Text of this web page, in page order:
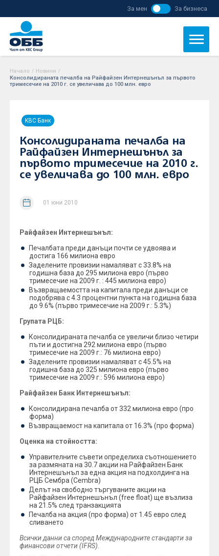
За мен За бизнеса
Начало / Новини /
Консолидираната печалба на Райфайзен Интернешънъл за първото
тримесечие на 2010 г. се увеличава до 100 млн. евро
KBC Банк
Консолидираната печалба на
Райфайзен Интернешънъл за
първото тримесечие на 2010 г.
се увеличава до 100 млн. евро
01 юни 2010
Райфайзен Интернешънъл:
Печалбата преди данъци почти се удвоява и
достига 166 милиона евро
Заделените провизии намаляват с 33.8% на
годишна база до 295 милиона евро (първо
тримесечие на 2009 г. : 445 милиона евро)
Възвращаемостта на капитала преди данъци се
подобрява с 4.3 процентни пункта на годишна база
до 9.6% (първо тримесечие на 2009 г.: 5.3%)
Групата РЦБ:
Консолидираната печалба се увеличи близо четири
пъти и достигна 292 милиона евро (първо
тримесечие на 2009 г.: 76 милиона евро)
Заделените провизии намаляват с 45.5% на
годишна база до 325 милиона евро (първо
тримесечие на 2009 г.: 596 милиона евро)
Райфайзен Банк Интернешънъл:
Консолидирана печалба от 332 милиона евро (про
форма)
Възвращаемост на капитала от 16.3% (про форма)
Оценка на стойността:
Управителните съвети определиха съотношението
за размяната на 30.7 акции на Райфайзен Банк
Интернешънъл за една акция на подхолдинга на
РЦБ Сембра (Cembra)
Делът на свободно търгуваните акции на
Райфайзен Интернешънъл (free float) ще възлиза
на 21.5% след транзакцията
Печалба на акция (про форма) от 1.45 евро след
сливането
Всички данни са според Международните стандарти за
финансови отчети (IFRS).